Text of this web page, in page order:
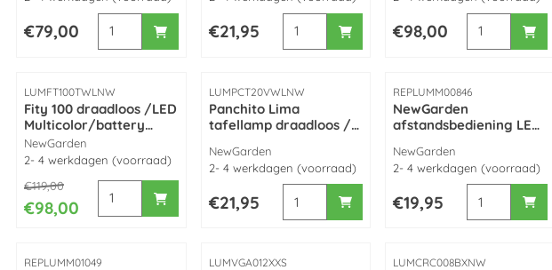
Prijs: 79,00
€79,00 Aantal kiezen voor Camelia 40 Ø39XH39 cm verlichte bloempot made by
Prijs: 21,95
€21,95 Aantal kiezen voor Panchito blanco
Prijs: 98,00
€98,00 Aantal
Artikelnummer
LUMFT100TWLNW
Fity 100 draadloos /LED
Multicolor/battery
oplaadbaar/
buitenverlichting LED
made by NewGarden
Merk:
NewGarden
2- 4 werkdagen (voorraad)
Van 119,00 voor 98,00
€119,00
€98,00
Aantal kiezen voor Fity 100 draadloos /LED Multicolor/battery
Artikelnummer
LUMPCT20VWLNW
Panchito Lima
tafellamp draadloos /
NewGarden
Merk:
NewGarden
2- 4 werkdagen (voorraad)
Prijs: 21,95
€21,95 Aantal kiezen voor Panchito Lima
Artikelnummer
REPLUMM00846
NewGarden
afstandsbediening LED
Merk:
NewGarden
2- 4 werkdagen (voorraad)
Prijs: 19,95
€19,95 Aantal
Artikelnummer
REPLUMM01049 Artikelnummer
LUMVGA012XXS Artikelnummer
LUMCRC008BXNW